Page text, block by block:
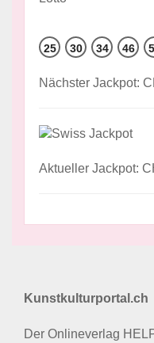
25 30 34 46
Nächster Jackpot:
Aktueller Jackpot:
Kunstkulturportal.ch
Der Onlineverlag